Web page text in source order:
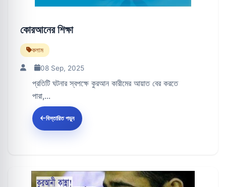
কোরআনের শিক্ষা
কলাম
08 Sep, 2025
প্রতিটি ঘটনার স্বপক্ষে কুরআন কারীমের আয়াত বের করতে
পারা,...
বিস্তারিত পড়ুন